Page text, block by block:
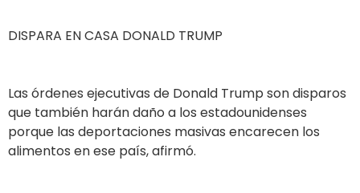
DISPARA EN CASA DONALD TRUMP
Las órdenes ejecutivas de Donald Trump son disparos
que también harán daño a los estadounidenses
porque las deportaciones masivas encarecen los
alimentos en ese país, afirmó.